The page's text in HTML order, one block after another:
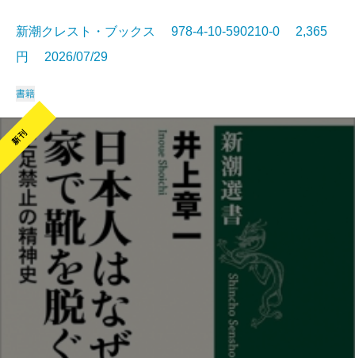
新潮クレスト・ブックス 978-4-10-590210-0 2,365
円 2026/07/29
書籍
新刊